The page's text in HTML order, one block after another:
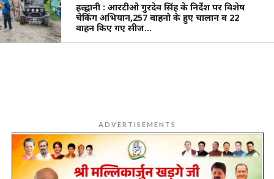
हल्द्वानी : आरटीओ गुरदेव सिंह के निर्देश पर विशेष
चेकिंग अभियान,257 वाहनो के हुए चालान व 22
वाहन किए गए सीज…
ADVERTISEMENTS